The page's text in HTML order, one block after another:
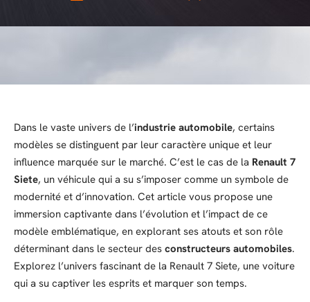
Dans le vaste univers de l’industrie automobile, certains
modèles se distinguent par leur caractère unique et leur
influence marquée sur le marché. C’est le cas de la Renault 7
Siete, un véhicule qui a su s’imposer comme un symbole de
modernité et d’innovation. Cet article vous propose une
immersion captivante dans l’évolution et l’impact de ce
modèle emblématique, en explorant ses atouts et son rôle
déterminant dans le secteur des constructeurs automobiles.
Explorez l’univers fascinant de la Renault 7 Siete, une voiture
qui a su captiver les esprits et marquer son temps.